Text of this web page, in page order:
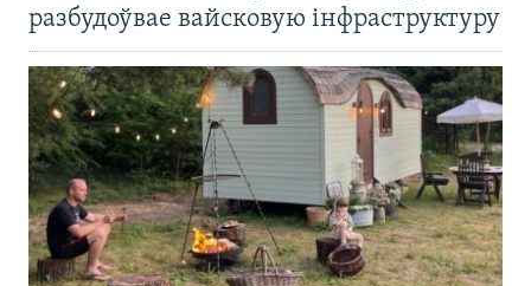
разбудоўвае вайсковую інфраструктуру